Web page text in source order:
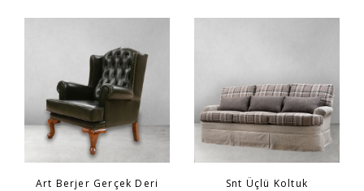
Art Berjer Gerçek Deri Snt Üçlü Koltuk